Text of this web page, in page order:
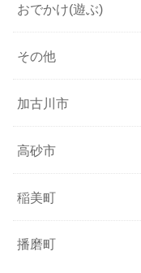
おでかけ(遊ぶ)
その他
加古川市
高砂市
稲美町
播磨町